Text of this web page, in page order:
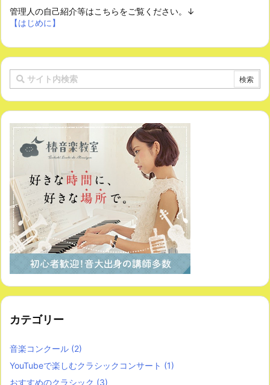
管理人の自己紹介等はこちらをご覧ください。↓
【はじめに】
カテゴリー
音楽コンクール (2)
YouTubeで楽しむクラシックコンサート (1)
おすすめのクラシック (3)